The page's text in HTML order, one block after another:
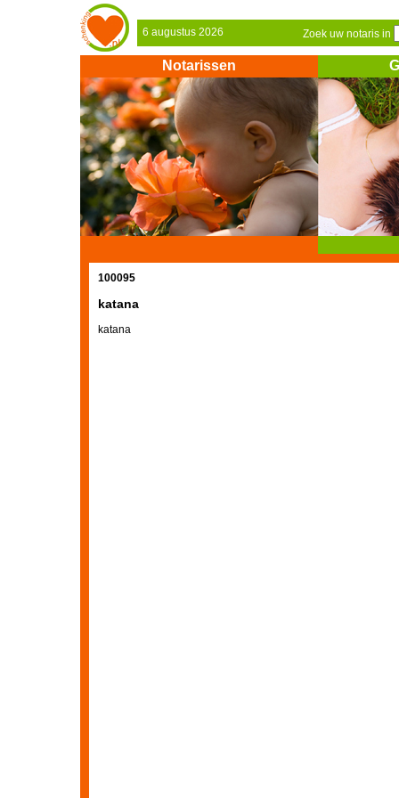
6 augustus 2026 Zoek uw notaris in
Notarissen
100095
katana
katana